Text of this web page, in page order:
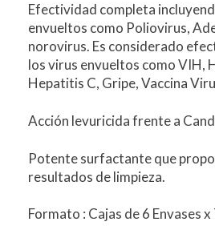
Efectividad completa
envueltos como Poliovirus,
norovirus. Es considerado
los virus envueltos como VIH,
Hepatitis C, Gripe, Vaccina
Acción levuricida frente a
Potente surfactante que
resultados de limpieza.
Formato : Cajas de 6 Envases